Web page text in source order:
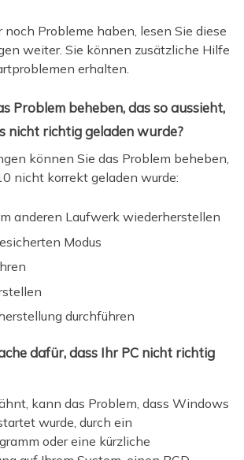
Probleme haben, lesen Sie diese
weiter. Sie können zusätzliche Hilfe
erhalten.
Problem beheben, das so aussieht,
nicht richtig geladen wurde?
können Sie das Problem beheben,
nicht korrekt geladen wurde:
anderen Laufwerk wiederherstellen
Modus
durchführen
dafür, dass Ihr PC nicht richtig
kann das Problem, dass Windows
wurde, durch ein
oder eine kürzliche